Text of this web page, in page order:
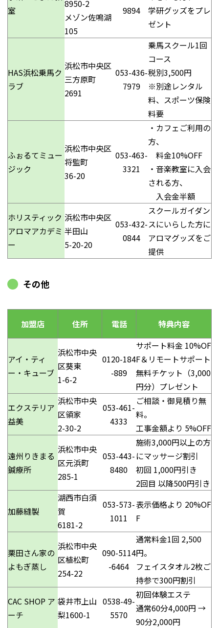
室
8950-2
メゾン佐鳴湖
105
9894
学研グッズをプレ
ゼント
HAS浜松乗馬ク
ラブ
浜松市中央区
三方原町
2691
053-436-
7979
乗馬スクール1回
コース
税別3,500円
※別途レンタル
料、スポーツ保険
料要
ふぉるてミュー
ジック
浜松市中央区
将監町
36-20
053-463-
3321
・カフェご利用の
方、
料金10%OFF
・音楽教室に入会
される方、
入会金半額
ホリスティック
アロマアカデミ
ー
浜松市中央区
半田山
5-20-20
053-432-
0844
スクールガイダン
スにいらした方に
アロマグッズをご
提供
その他
加盟店 住所 電話 特典内容
アイ・ティ
ー・キューブ
浜松市中央
区葵東
1-6-2
0120-184
-889
サポート料金 10%OF
F＆リモートサポート
無料チケット（3,000
円分）プレゼント
エクステリア
益美
浜松市中央
区領家
2-30-2
053-461-
4333
ご相談・御見積り無
料。
工事金額より 5%OFF
遠州りきまる
鍼療所
浜松市中央
区元浜町
285-1
053-443-
8480
施術3,000円以上の方
にマッサージ割引
初回 1,000円引き
2回目 以降500円引き
加藤縫製
湖西市白須
賀
6181-2
053-573-
1011
表示価格より 20%OF
F
栗田さん家の
よもぎ蒸し
浜松市中央
区植松町
254-22
090-5114
-6464
通常料金1回 2,500
円。
フェイスタオル2枚ご
持参で300円割引
CAC SHOP ア
ーチ
袋井市上山
梨1600-1
0538-49-
5570
初回体験エステ
通常60分4,000円 →
90分2,000円